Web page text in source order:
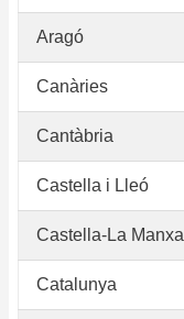
Aragó
Canàries
Cantàbria
Castella i Lleó
Castella-La Manxa
Catalunya